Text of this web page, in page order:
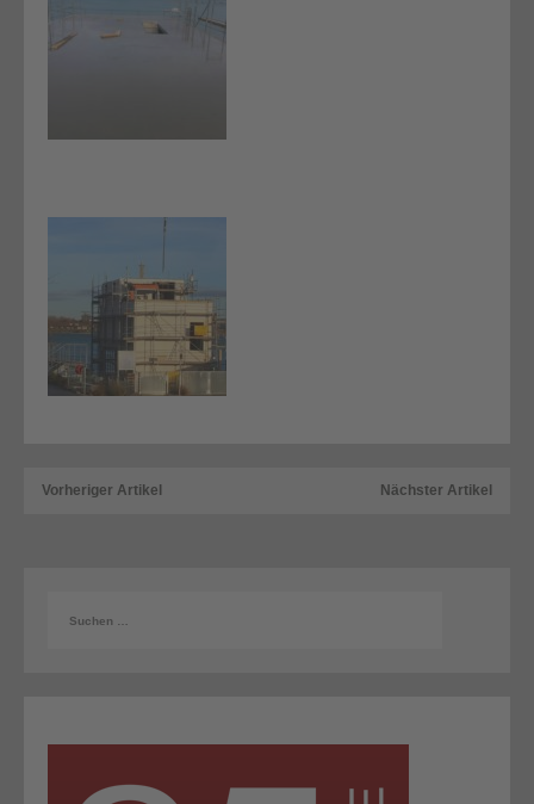
Vorheriger Artikel Nächster Artikel